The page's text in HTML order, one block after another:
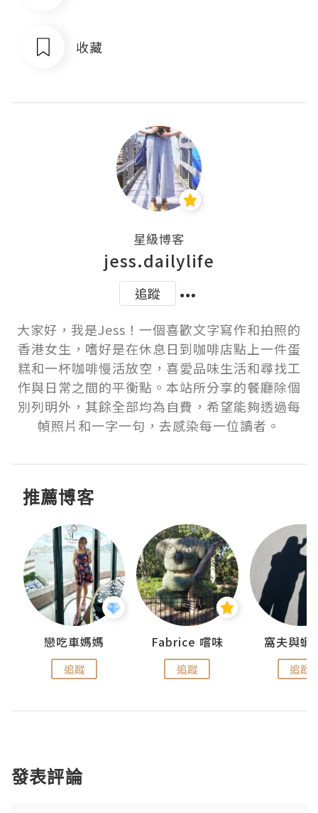
收藏
星級博客
jess.dailylife
追蹤
大家好，我是Jess！一個喜歡文字寫作和拍照的
香港女生，嗜好是在休息日到咖啡店點上一件蛋
糕和一杯咖啡慢活放空，喜愛品味生活和尋找工
作與日常之間的平衡點。本站所分享的餐廳除個
別列明外，其餘全部均為自費，希望能夠透過每
幀照片和一字一句，去感染每一位讀者。
推薦博客
戀吃車媽媽
追蹤
Fabrice 嚐味
追蹤
窩夫與蝦
追蹤
發表評論